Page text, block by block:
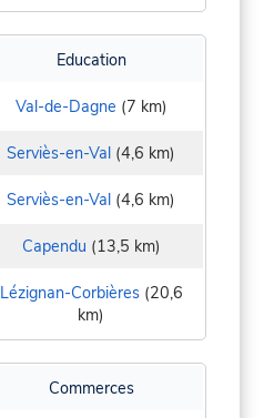
Education
Val-de-Dagne (7 km)
Serviès-en-Val (4,6 km)
Serviès-en-Val (4,6 km)
Capendu (13,5 km)
Lézignan-Corbières(20,6
km)
Commerces